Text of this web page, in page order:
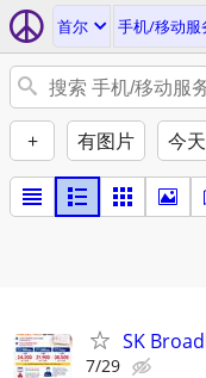
首尔 手机/移动服
+ 有图片 今
SK
7/29